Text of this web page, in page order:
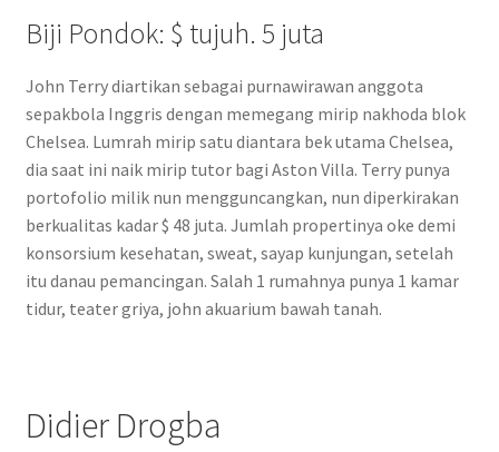
Biji Pondok: $ tujuh. 5 juta
John Terry diartikan sebagai purnawirawan anggota
sepakbola Inggris dengan memegang mirip nakhoda blok
Chelsea. Lumrah mirip satu diantara bek utama Chelsea,
dia saat ini naik mirip tutor bagi Aston Villa. Terry punya
portofolio milik nun mengguncangkan, nun diperkirakan
berkualitas kadar $ 48 juta. Jumlah propertinya oke demi
konsorsium kesehatan, sweat, sayap kunjungan, setelah
itu danau pemancingan. Salah 1 rumahnya punya 1 kamar
tidur, teater griya, john akuarium bawah tanah.
Didier Drogba